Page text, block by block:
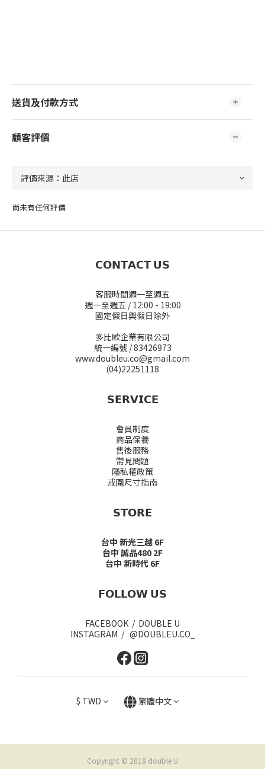
送貨及付款方式
顧客評價
尚未有任何評價
𝗖𝗢𝗡𝗧𝗔𝗖𝗧 𝗨𝗦
客服時間週一至週五
週一至週五 / 12:00 - 19:00
國定假日與假日除外
多比歐企業有限公司
統一編號 / 83426973
www.doubleu.co@gmail.com
(04)22251118
𝗦𝗘𝗥𝗩𝗜𝗖𝗘
會員制度
商品保養
售後服務
常見問題
隱私權政策
戒圍尺寸指南
𝗦𝗧𝗢𝗥𝗘
台中 新光三越 6F
台中 誠品480 2F
台中 新時代 6F
𝗙𝗢𝗟𝗟𝗢𝗪 𝗨𝗦
FACEBOOK / DOUBLE U
INSTAGRAM / @DOUBLEU.CO_
$ TWD 繁體中文
Copyright © 2018 double U